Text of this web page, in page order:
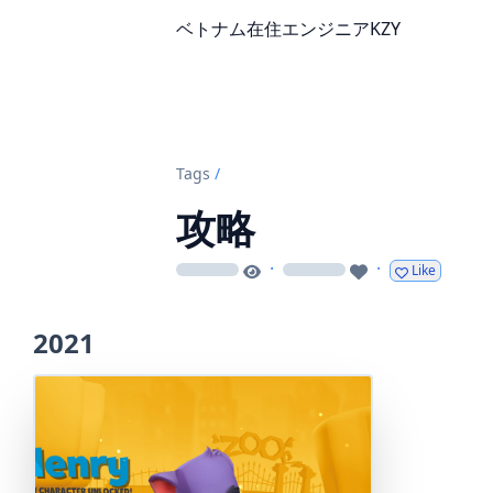
ベトナム在住エンジニアKZY
Tags /
攻略
loading · loading · Like
2021